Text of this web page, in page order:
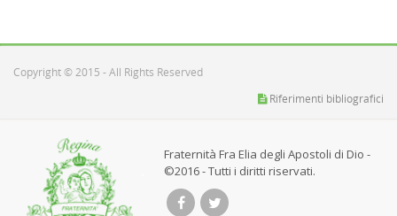
Copyright © 2015 - All Rights Reserved
Riferimenti bibliografici
Fraternità Fra Elia degli Apostoli di Dio -
©2016 - Tutti i diritti riservati.